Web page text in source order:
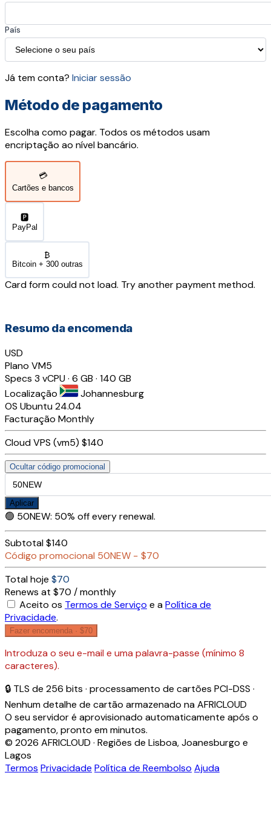
País
Já tem conta? Iniciar sessão
Método de pagamento
Escolha como pagar. Todos os métodos usam
encriptação ao nível bancário.
💳
Cartões e bancos
🅿️
PayPal
₿
Bitcoin + 300 outras
Card form could not load. Try another payment method.
Resumo da encomenda
USD
Plano VM5
Specs 3 vCPU · 6 GB · 140 GB
Localização
Johannesburg
OS Ubuntu 24.04
Facturação Monthly
Cloud VPS (vm5) $140
Ocultar código promocional
Aplicar
🟢 50NEW: 50% off every renewal.
Subtotal$140
Código promocional 50NEW − $70
Total hoje $70
Renews at $70 / monthly
Aceito os Termos de Serviço e aPolítica de
Privacidade.
Fazer encomenda · $70
Introduza o seu e-mail e uma palavra-passe (mínimo 8
caracteres).
🔒 TLS de 256 bits · processamento de cartões PCI-DSS ·
Nenhum detalhe de cartão armazenado na AFRICLOUD
O seu servidor é aprovisionado automaticamente após o
pagamento, pronto em minutos.
© 2026 AFRICLOUD · Regiões de Lisboa, Joanesburgo e
Lagos
Termos Privacidade Política de Reembolso Ajuda